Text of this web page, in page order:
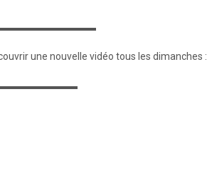
▬▬▬▬▬▬▬▬▬▬
une nouvelle vidéo tous les dimanches :